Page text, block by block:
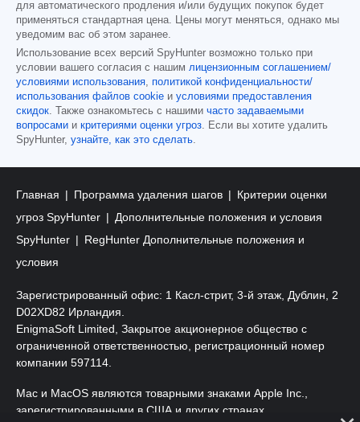
для автоматического продления и/или будущих покупок будет
применяться стандартная цена. Цены могут меняться, однако мы
уведомим вас об этом заранее.
Использование всех версий SpyHunter возможно только при
условии вашего согласия с нашим лицензионным соглашением/
условиями использования, политикой конфиденциальности/
использования файлов cookie и условиями предоставления
скидок. Также ознакомьтесь с нашими часто задаваемыми
вопросами и критериями оценки угроз. Если вы хотите удалить
SpyHunter, узнайте, как это сделать.
Главная Программа удаления шагов
Критерии оценки
угроз SpyHunter
Дополнительные положения и условия
SpyHunter
RegHunter Дополнительные положения и
условия
Зарегистрированный офис: 1 Касл-стрит, 3-й этаж, Дублин, 2
D02XD82 Ирландия.
EnigmaSoft Limited, Закрытое акционерное общество с
ограниченной ответственностью, регистрационный номер
компании 597114.
Mac и MacOS являются товарными знаками Apple Inc.,
зарегистрированными в США и других странах.